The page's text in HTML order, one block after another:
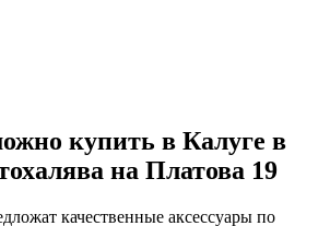
купить в Калуге в
на Платова 19
качественные аксессуары по